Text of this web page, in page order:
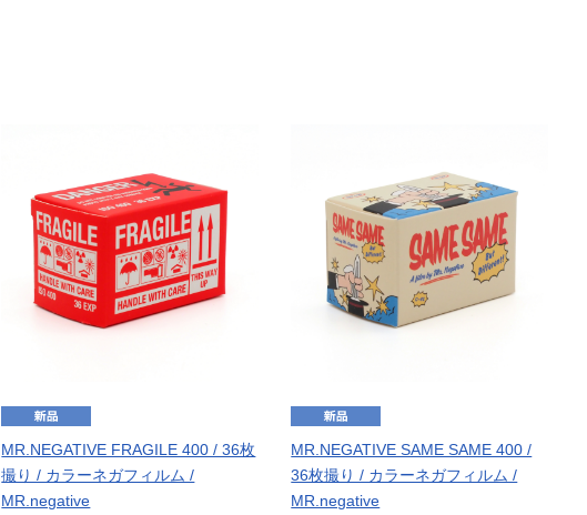
MR.NEGATIVE FRAGILE 400 / 36枚
撮り / カラーネガフィルム /
MR.negative
MR.NEGATIVE SAME SAME 400 /
36枚撮り / カラーネガフィルム /
MR.negative